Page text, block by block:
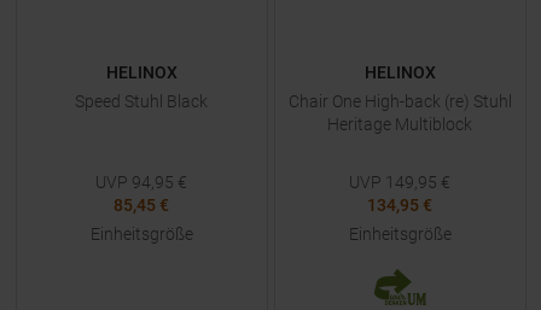
HELINOX
Speed Stuhl Black
UVP 94,95 €
85,45 €
Einheitsgröße
HELINOX
Chair One High-back (re) Stuhl
Heritage Multiblock
UVP 149,95 €
134,95 €
Einheitsgröße